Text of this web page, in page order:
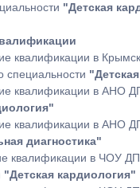
"Детская
квалификации в
специальности
квалификации в АНО
квалификации в АНО
диагностика"
квалификации в ЧОУ
"Детская кардиология"